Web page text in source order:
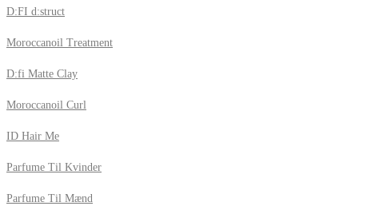
D:FI d:struct
Moroccanoil Treatment
D:fi Matte Clay
Moroccanoil Curl
ID Hair Me
Parfume Til Kvinder
Parfume Til Mænd